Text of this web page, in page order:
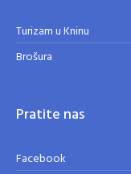
Turizam u Kninu
Brošura
Pratite nas
Facebook